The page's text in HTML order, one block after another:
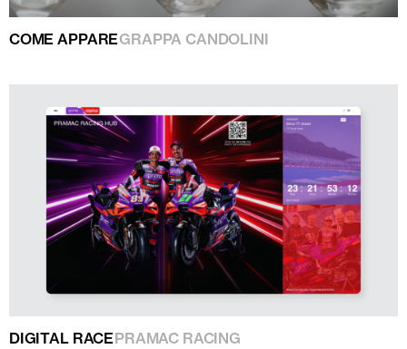
COME APPAREGRAPPA CANDOLINI
DIGITAL RACEPRAMAC RACING